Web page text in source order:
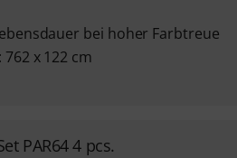
bei hoher Farbtreue
x 122 cm
PAR64 4 pcs.